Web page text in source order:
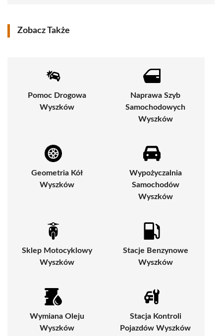
Zobacz Także
Pomoc Drogowa
Wyszków
Naprawa Szyb
Samochodowych
Wyszków
Geometria Kół
Wyszków
Wypożyczalnia
Samochodów
Wyszków
Sklep Motocyklowy
Wyszków
Stacje Benzynowe
Wyszków
Wymiana Oleju
Wyszków
Stacja Kontroli
Pojazdów Wyszków